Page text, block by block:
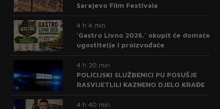
Sarajevo Film Festivala
4 h 4 min
'Gastro Livno 2026.' okupit će domaće
ugostitelje i proizvođače
4 h 20 min
POLICIJSKI SLUŽBENICI PU POSUŠJE
RASVIJETLILI KAZNENO DJELO KRAĐE
4 h 40 min